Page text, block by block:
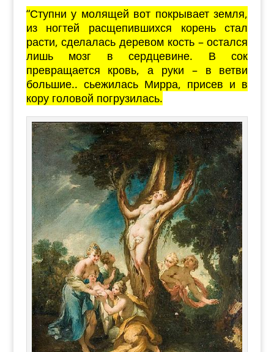
“Ступни у молящей вот покрывает земля,
из ногтей расщепившихся корень стал
расти, сделалась деревом кость – остался
лишь мозг в сердцевине. В сок
превращается кровь, а руки – в ветви
большие.. сьежилась Мирра, присев и в
кору головой погрузилась.